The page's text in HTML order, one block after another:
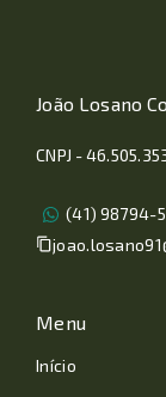
João Losano
CNPJ -
(41) 98794-
Menu
Início